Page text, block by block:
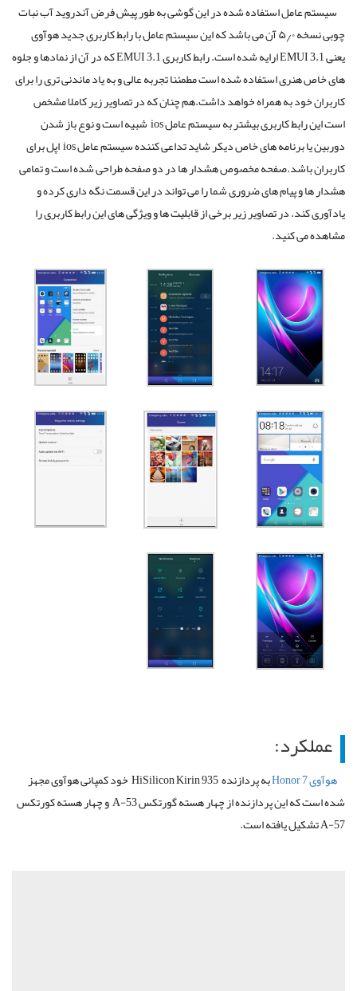
سیستم عامل استفاده شده در این گوشی به طور پیش فرض آندروید آب نبات
چوبی نسخه ۵٫۰ آن می باشد که این سیستم عامل با رابط کاربری جدید هوآوی
یعنی EMUI 3.1 ارایه شده است. رابط کاربری EMUI 3.1 که در آن از نمادها و جلوه
های خاص هنری استفاده شده است مطمئنا تجربه عالی و به یاد ماندنی تری را برای
کاربران خود به همراه خواهد داشت.هم چنان که در تصاویر زیر کاملا مشخص
است این رابط کاربری بیشتر به سیستم عامل ios شبیه است و نوع باز شدن
دوربین یا برنامه های خاص دیکر شاید تداعی کننده سیستم عامل ios اپل برای
کاربران باشد.صفحه مخصوص هشدار ها در دو صفحه طراحی شده است و تمامی
هشدار ها و پیام های ضروری شما را می تواند در این قسمت نگه داری کرده و
یادآوری کند. در تصاویر زیر برخی از قابلیت ها و ویژگی های این رابط کاربری را
مشاهده می کنید.
عملکرد:
هوآوی Honor 7
به پردازنده HiSilicon Kirin 935 خود کمپانی هوآوی مجهز
شده است که این پردازنده از چهار هسته گورتکس A-53 و چهار هسته کورتکس
A-57 تشکیل یافته است.